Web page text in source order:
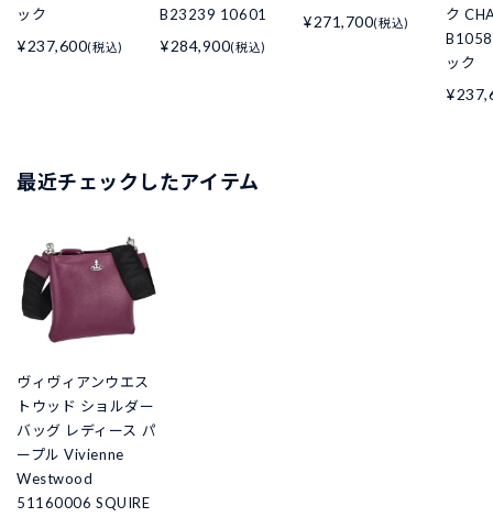
ック
¥237,600(税込)
B23239 10601
¥284,900(税込)
¥271,700(税込)
ク
ック
最近チェックしたアイテム
ヴィヴィアンウエス
トウッド ショルダー
バッグ レディース パ
ープル Vivienne
Westwood
51160006 SQUIRE